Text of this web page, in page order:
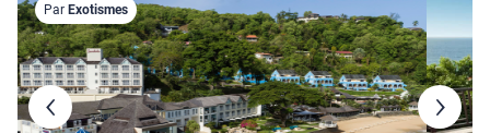
Par Exotismes